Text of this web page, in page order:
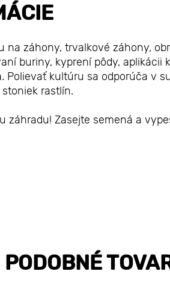
na záhony, trvalkové záhony,
buriny, kyprení pôdy, aplikácii
kultúru sa odporúča v
rastlín.
záhradu! Zasejte semená a
PODOBNÉ